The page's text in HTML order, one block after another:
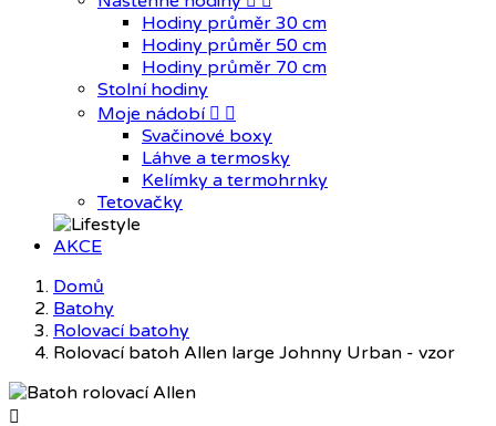
Hodiny průměr 30 cm
Hodiny průměr 50 cm
Hodiny průměr 70 cm
Stolní hodiny
Moje nádobí  
Svačinové boxy
Láhve a termosky
Kelímky a termohrnky
Tetovačky
AKCE
Domů
Batohy
Rolovací batohy
Rolovací batoh Allen large Johnny Urban - vzor
